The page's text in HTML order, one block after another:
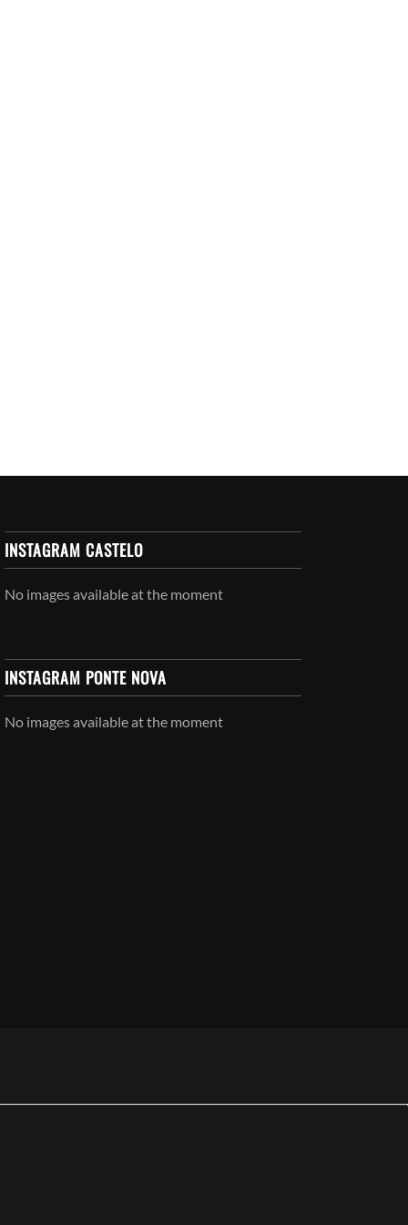
INSTAGRAM CASTELO
No images available at the moment
INSTAGRAM PONTE NOVA
No images available at the moment